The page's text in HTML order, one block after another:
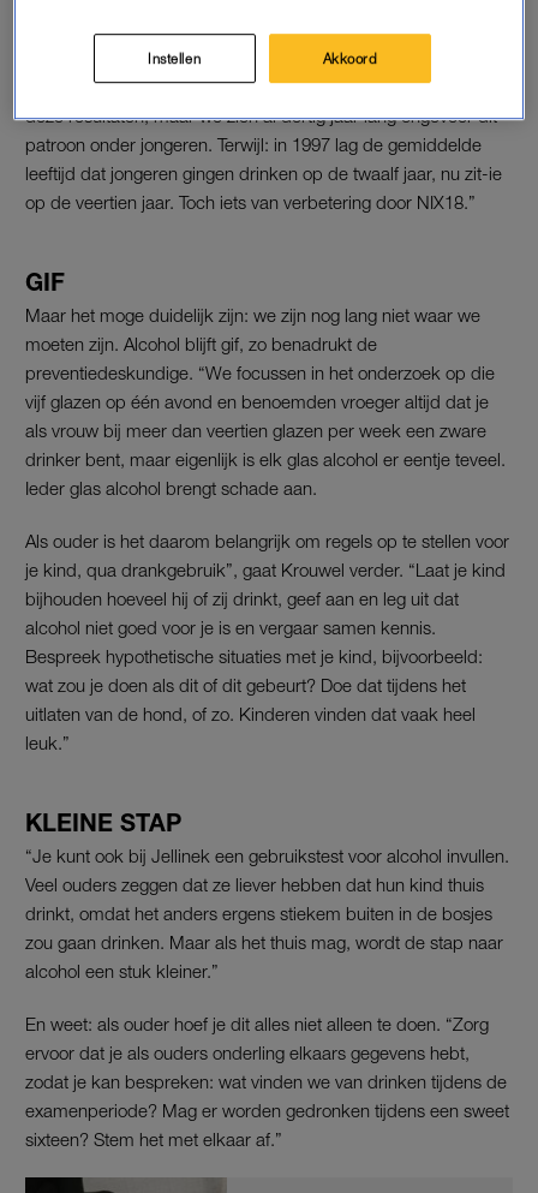
Toch hoeven we ook niet al té erg te schrikken van dit
onderzoek. “Mensen schreeuwen nu moord en brand om
deze resultaten, maar we zien al dertig jaar lang ongeveer dit
patroon onder jongeren. Terwijl: in 1997 lag de gemiddelde
leeftijd dat jongeren gingen drinken op de twaalf jaar, nu zit-ie
op de veertien jaar. Toch iets van verbetering door NIX18.”
GIF
Maar het moge duidelijk zijn: we zijn nog lang niet waar we
moeten zijn. Alcohol blijft gif, zo benadrukt de
preventiedeskundige. “We focussen in het onderzoek op die
vijf glazen op één avond en benoemden vroeger altijd dat je
als vrouw bij meer dan veertien glazen per week een zware
drinker bent, maar eigenlijk is elk glas alcohol er eentje teveel.
Ieder glas alcohol brengt schade aan.
Als ouder is het daarom belangrijk om regels op te stellen voor
je kind, qua drankgebruik”, gaat Krouwel verder. “Laat je kind
bijhouden hoeveel hij of zij drinkt, geef aan en leg uit dat
alcohol niet goed voor je is en vergaar samen kennis.
Bespreek hypothetische situaties met je kind, bijvoorbeeld:
wat zou je doen als dit of dit gebeurt? Doe dat tijdens het
uitlaten van de hond, of zo. Kinderen vinden dat vaak heel
leuk.”
KLEINE STAP
“Je kunt ook bij Jellinek een gebruikstest voor alcohol invullen.
Veel ouders zeggen dat ze liever hebben dat hun kind thuis
drinkt, omdat het anders ergens stiekem buiten in de bosjes
zou gaan drinken. Maar als het thuis mag, wordt de stap naar
alcohol een stuk kleiner.”
En weet: als ouder hoef je dit alles niet alleen te doen. “Zorg
ervoor dat je als ouders onderling elkaars gegevens hebt,
zodat je kan bespreken: wat vinden we van drinken tijdens de
examenperiode? Mag er worden gedronken tijdens een sweet
sixteen? Stem het met elkaar af.”
Instellen Akkoord